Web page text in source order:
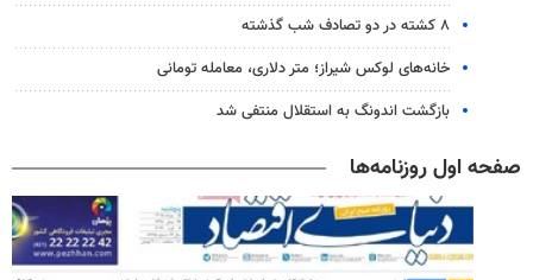
۸ کشته در دو تصادف شب گذشته
خانه‌های لوکس شیراز؛ متر دلاری، معامله تومانی
بازگشت اندونگ به استقلال منتفی شد
صفحه اول روزنامه‌ها